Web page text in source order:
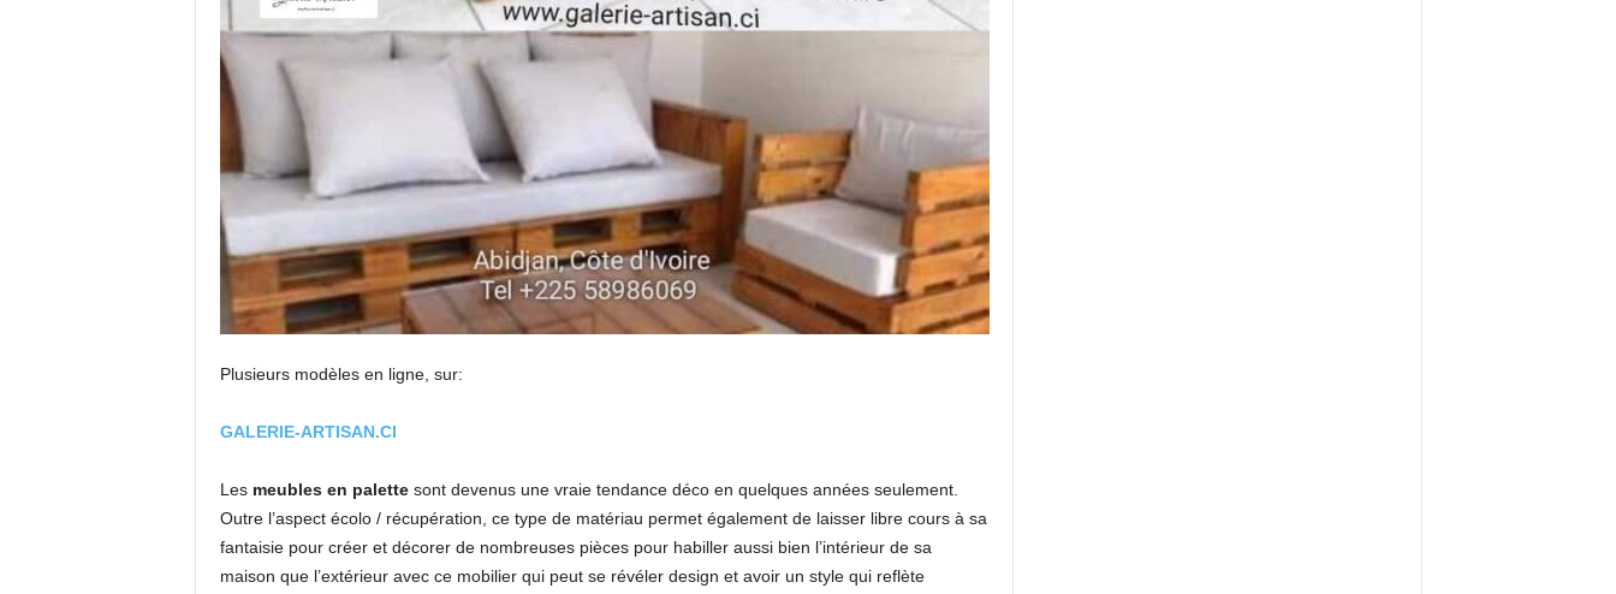
Plusieurs modèles en ligne, sur:
GALERIE-ARTISAN.CI
Les meubles en palettesont devenus une vraie tendance déco en quelques années seulement.
Outre l’aspect écolo / récupération, ce type de matériau permet également de laisser libre cours à sa
fantaisie pour créer et décorer de nombreuses pièces pour habiller aussi bien l’intérieur de sa
maison que l’extérieur avec ce mobilier qui peut se révéler design et avoir un style qui reflète